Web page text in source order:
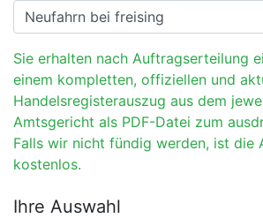
Sie erhalten nach Auftragserteilung
einem kompletten, offiziellen und
Handelsregisterauszug aus dem
Amtsgericht als PDF-Datei zum
Falls wir nicht fündig werden, ist die
kostenlos.
Ihre Auswahl